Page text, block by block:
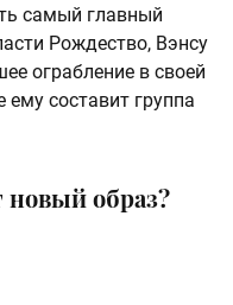
самый главный
Рождество, Вэнсу
ограбление в своей
составит группа
новый образ?